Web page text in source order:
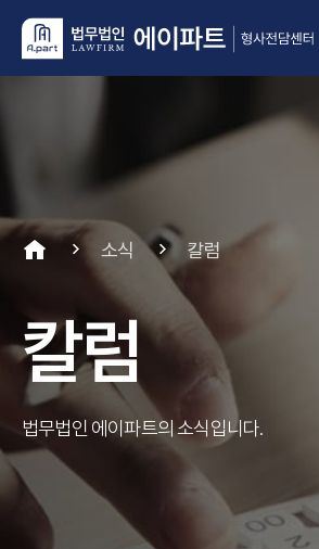
소식 칼럼
칼럼
법무법인 에이파트의 소식입니다.